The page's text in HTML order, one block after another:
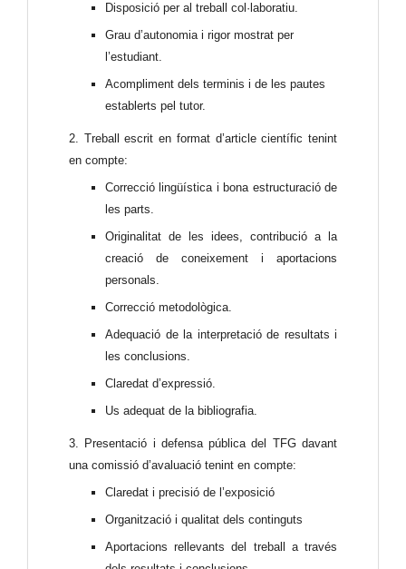
Disposició per al treball col·laboratiu.
Grau d’autonomia i rigor mostrat per
l’estudiant.
Acompliment dels terminis i de les pautes
establerts pel tutor.
2. Treball escrit en format d’article científic tenint
en compte:
Correcció lingüística i bona estructuració de
les parts.
Originalitat de les idees, contribució a la
creació de coneixement i aportacions
personals.
Correcció metodològica.
Adequació de la interpretació de resultats i
les conclusions.
Claredat d’expressió.
Us adequat de la bibliografia.
3. Presentació i defensa pública del TFG davant
una comissió d’avaluació tenint en compte:
Claredat i precisió de l’exposició
Organització i qualitat dels continguts
Aportacions rellevants del treball a través